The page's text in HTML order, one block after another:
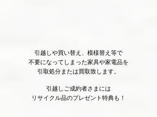
引越しや買い替え、模様替え等で
不要になってしまった家具や家電品を
引取処分または買取致します。
引越しご成約者さまには
リサイクル品のプレゼント特典も！